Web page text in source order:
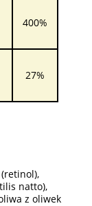
400%
27%
natto),
z oliwek